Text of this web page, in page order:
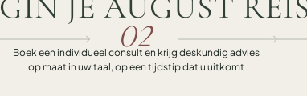
02
Boek een individueel consult en krijg deskundig advies
op maat in uw taal, op een tijdstip dat u uitkomt